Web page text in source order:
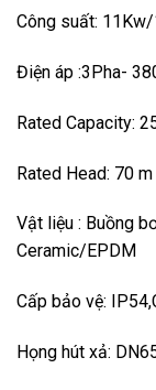
Công suất:
Điện áp :3Pha-
Rated Capacity:
Rated Head: 70 m
Vật liệu : Buồng
Ceramic/EPDM
Cấp bảo vệ:
Họng hút xả: